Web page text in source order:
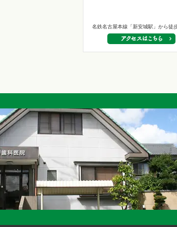
名鉄名古屋本線「新安城駅」から徒